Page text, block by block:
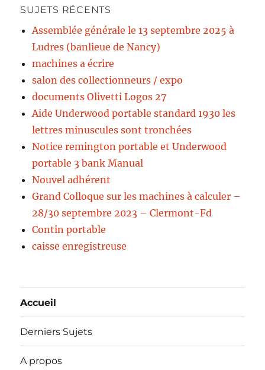
SUJETS RÉCENTS
Assemblée générale le 13 septembre 2025 à
Ludres (banlieue de Nancy)
machines a écrire
salon des collectionneurs / expo
documents Olivetti Logos 27
Aide Underwood portable standard 1930 les
lettres minuscules sont tronchées
Notice remington portable et Underwood
portable 3 bank Manual
Nouvel adhérent
Grand Colloque sur les machines à calculer –
28/30 septembre 2023 – Clermont-Fd
Contin portable
caisse enregistreuse
Accueil
Derniers Sujets
A propos